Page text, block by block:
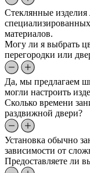
Стеклянные
специализированных
материалов.
Могу ли я выбрать
перегородки или
Да, мы предлагаем
могли настроить
Сколько времени
раздвижной двери?
Установка обычно
зависимости от
Предоставляете ли